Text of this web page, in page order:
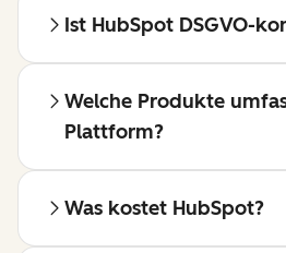
Ist HubSpot DSGVO-
Welche Produkte
Plattform?
Was kostet HubSpot?